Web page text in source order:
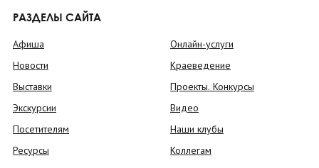
РАЗДЕЛЫ САЙТА
Афиша
Новости
Выставки
Экскурсии
Посетителям
Ресурсы
Онлайн-услуги
Краеведение
Проекты. Конкурсы
Видео
Наши клубы
Коллегам